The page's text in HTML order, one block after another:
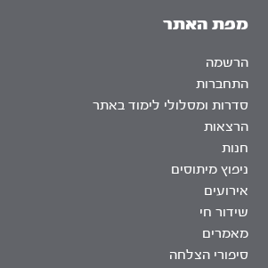
מפת האתר
הרשמה
התחברות
סדרות ומסלולי לימוד באתר
הרצאות
חנות
ניפוץ מיתוסים
אירועים
שידור חי
מאמרים
סיפורי הצלחה